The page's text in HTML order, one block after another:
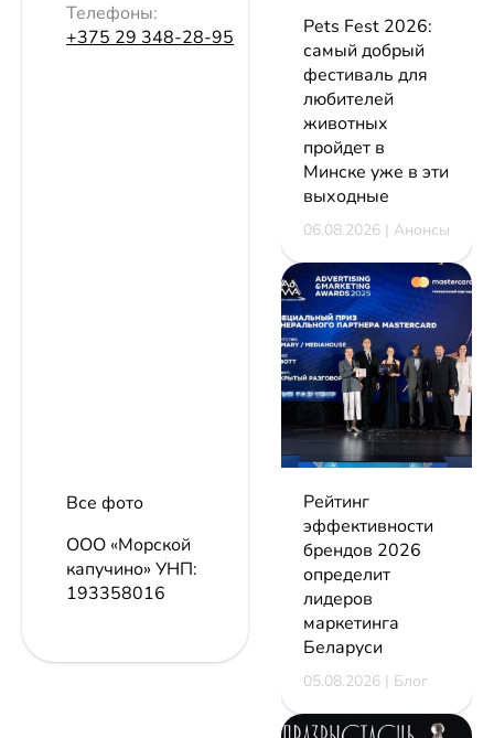
Телефоны:
+375 29 348-28-95
Все фото
ООО «Морской
капучино» УНП:
193358016
Pets Fest 2026:
самый добрый
фестиваль для
любителей
животных
пройдет в
Минске уже в эти
выходные
06.08.2026 | Анонсы
Рейтинг
эффективности
брендов 2026
определит
лидеров
маркетинга
Беларуси
05.08.2026 | Блог